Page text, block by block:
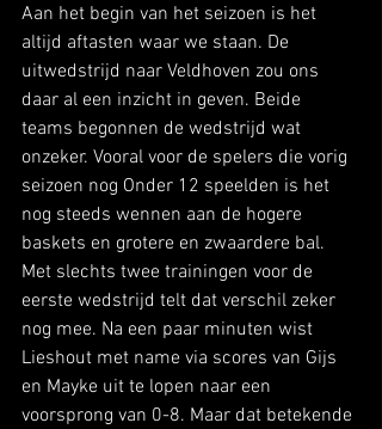
Aan het begin van het seizoen is het
altijd aftasten waar we staan. De
uitwedstrijd naar Veldhoven zou ons
daar al een inzicht in geven. Beide
teams begonnen de wedstrijd wat
onzeker. Vooral voor de spelers die vorig
seizoen nog Onder 12 speelden is het
nog steeds wennen aan de hogere
baskets en grotere en zwaardere bal.
Met slechts twee trainingen voor de
eerste wedstrijd telt dat verschil zeker
nog mee. Na een paar minuten wist
Lieshout met name via scores van Gijs
en Mayke uit te lopen naar een
voorsprong van 0-8. Maar dat betekende